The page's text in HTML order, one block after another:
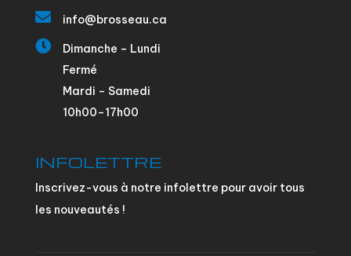
 info@brosseau.ca

Dimanche – Lundi
Fermé
Mardi – Samedi
10h00–17h00
INFOLETTRE
Inscrivez-vous à notre infolettre pour avoir tous
les nouveautés !